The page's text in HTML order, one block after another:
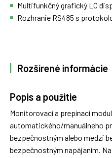
Multifunkčný grafický LC
Rozhranie RS485 s
Rozšírené informácie
Popis a použitie
Monitorovací a prepínací
automatického/manuálneho
bezpečnostným alebo medzi
bezpečnostným napájaním.